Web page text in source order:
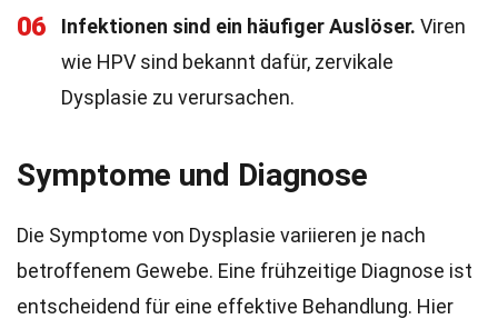
06 Infektionen sind ein häufiger Auslöser. Viren
wie HPV sind bekannt dafür, zervikale
Dysplasie zu verursachen.
Symptome und Diagnose
Die Symptome von Dysplasie variieren je nach
betroffenem Gewebe. Eine frühzeitige Diagnose ist
entscheidend für eine effektive Behandlung. Hier